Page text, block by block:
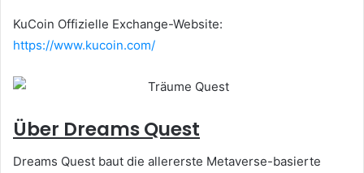
KuCoin Offizielle Exchange-Website:
https://www.kucoin.com/
Über Dreams Quest
Dreams Quest baut die allererste Metaverse-basierte